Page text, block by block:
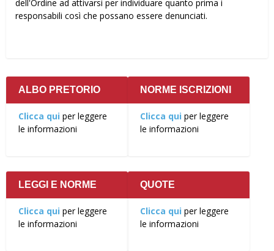
dell'Ordine ad attivarsi per individuare quanto prima i
responsabili così che possano essere denunciati.
ALBO PRETORIO
Clicca qui per leggere
le informazioni
NORME ISCRIZIONI
Clicca qui per leggere
le informazioni
LEGGI E NORME
Clicca qui per leggere
le informazioni
QUOTE
Clicca qui per leggere
le informazioni